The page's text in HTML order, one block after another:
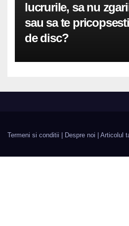
lucrurile, sa nu
sau sa te
de disc?
Termeni si conditii | Despre noi | Articolul